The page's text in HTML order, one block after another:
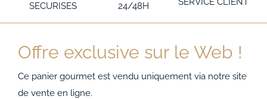
SECURISES
24/48H
Offre exclusive sur le Web !
Ce panier gourmet est vendu uniquement via notre site
de vente en ligne.